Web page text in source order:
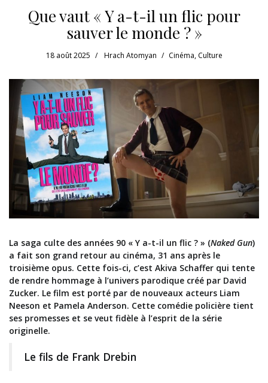
Que vaut « Y a-t-il un flic pour
sauver le monde ? »
18 août 2025 Hrach Atomyan Cinéma, Culture
La saga culte des années 90 « Y a-t-il un flic ? » (Naked Gun)
a fait son grand retour au cinéma, 31 ans après le
troisième opus. Cette fois-ci, c’est Akiva Schaffer qui tente
de rendre hommage à l’univers parodique créé par David
Zucker. Le film est porté par de nouveaux acteurs Liam
Neeson et Pamela Anderson. Cette comédie policière tient
ses promesses et se veut fidèle à l’esprit de la série
originelle.
Le fils de Frank Drebin